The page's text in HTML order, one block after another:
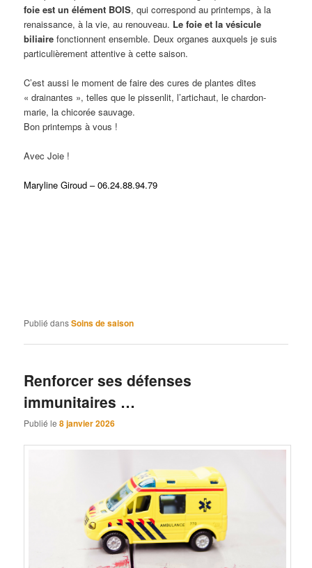
foie est un élément BOIS, qui correspond au printemps, à la
renaissance, à la vie, au renouveau. Le foie et la vésicule
biliaire fonctionnent ensemble. Deux organes auxquels je suis
particulièrement attentive à cette saison.
C’est aussi le moment de faire des cures de plantes dites
« drainantes », telles que le pissenlit, l’artichaut, le chardon-
marie, la chicorée sauvage.
Bon printemps à vous !
Avec Joie !
Maryline Giroud – 06.24.88.94.79
Publié dansSoins de saison
Renforcer ses défenses
immunitaires …
Publié le8 janvier 2026